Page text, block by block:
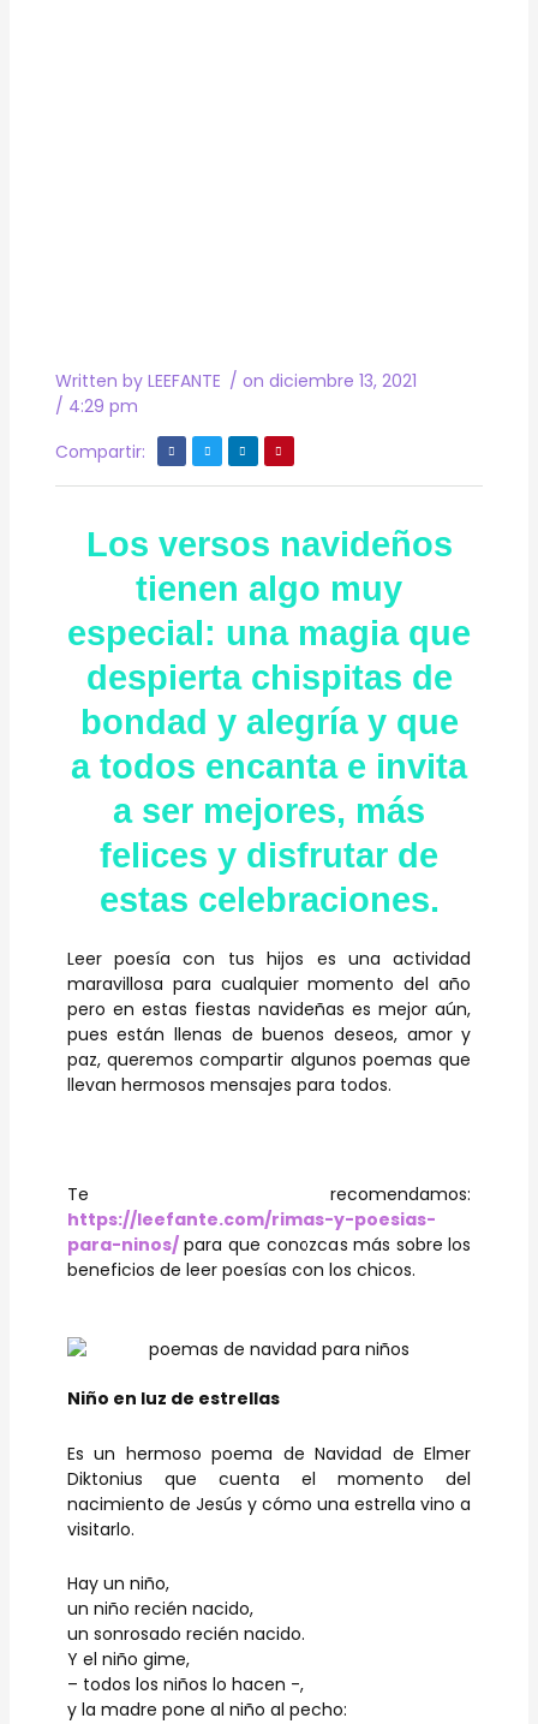
Written byLEEFANTE / on diciembre 13, 2021
/ 4:29 pm
Compartir:
Los versos navideños
tienen algo muy
especial: una magia que
despierta chispitas de
bondad y alegría y que
a todos encanta e invita
a ser mejores, más
felices y disfrutar de
estas celebraciones.
Leer poesía con tus hijos es una actividad
maravillosa para cualquier momento del año
pero en estas fiestas navideñas es mejor aún,
pues están llenas de buenos deseos, amor y
paz, queremos compartir algunos poemas que
llevan hermosos mensajes para todos.
Te recomendamos:
https://leefante.com/rimas-y-poesias-
para-ninos/para que conozcas más sobre los
beneficios de leer poesías con los chicos.
Niño en luz de estrellas
Es un hermoso poema de Navidad de Elmer
Diktonius que cuenta el momento del
nacimiento de Jesús y cómo una estrella vino a
visitarlo.
Hay un niño,
un niño recién nacido,
un sonrosado recién nacido.
Y el niño gime,
– todos los niños lo hacen -,
y la madre pone al niño al pecho: